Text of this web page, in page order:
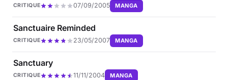
CRITIQUE 07/09/2005 MANGA
Sanctuaire Reminded
CRITIQUE 23/05/2007 MANGA
Sanctuary
CRITIQUE 11/11/2004 MANGA